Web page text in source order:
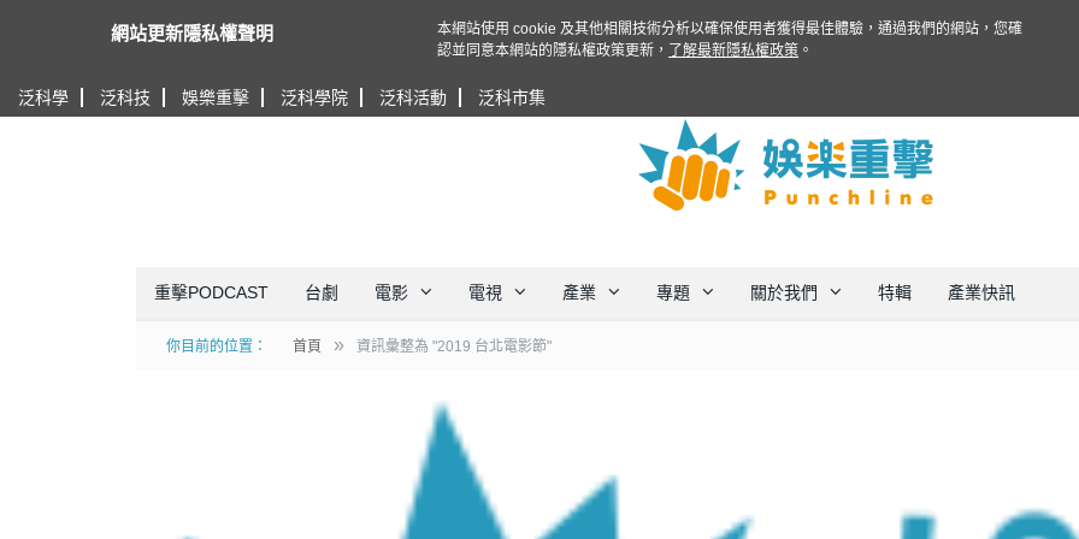
泛科學 泛科技 娛樂重擊 泛科學院 泛科活動 泛科市集
重擊PODCAST 台劇 電影 電視 產業 專題 關於我們 特輯 產業快訊
你目前的位置： 首頁 » 資訊彙整為 "2019 台北電影節"
網站更新隱私權聲明
本網站使用 cookie 及其他相關技術分析以確保使用者獲得最佳體驗，通過我們的網站，您確
認並同意本網站的隱私權政策更新，
了解最新隱私權政策 。